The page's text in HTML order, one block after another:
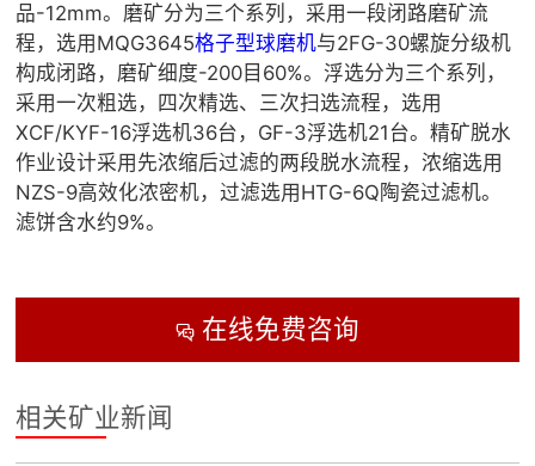
品-12mm。磨矿分为三个系列，采用一段闭路磨矿流
程，选用MQG3645格子型球磨机与2FG-30螺旋分级机
构成闭路，磨矿细度-200目60%。浮选分为三个系列，
采用一次粗选，四次精选、三次扫选流程，选用
XCF/KYF-16浮选机36台，GF-3浮选机21台。精矿脱水
作业设计采用先浓缩后过滤的两段脱水流程，浓缩选用
NZS-9高效化浓密机，过滤选用HTG-6Q陶瓷过滤机。
滤饼含水约9%。
在线免费咨询
相关矿业新闻